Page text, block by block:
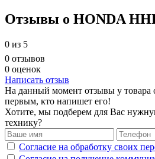
Отзывы о HONDA
0 из 5
0 отзывов
0 оценок
Написать отзыв
На данный момент отзывы у товара
первым, кто напишет его!
Хотите, мы подберем для Вас
технику?
Согласие на обработку своих